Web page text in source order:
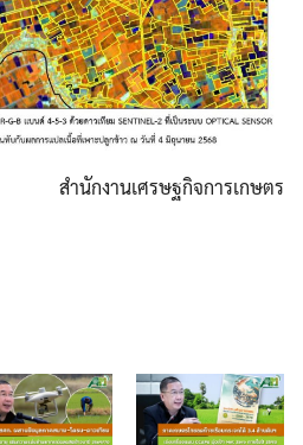
สำนักงานเศรษฐกิจการเกษตร